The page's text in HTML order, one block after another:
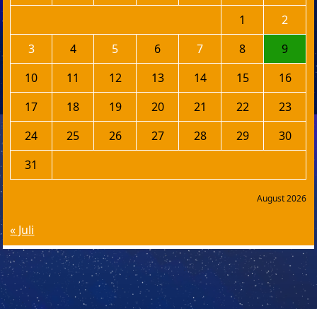
August 2026
1
2
3
4 5 6 7 8
9
10
11 12 13 14 15
16
17
18 19 20 21 22
23
24
25 26 27 28 29
30
31
« Juli